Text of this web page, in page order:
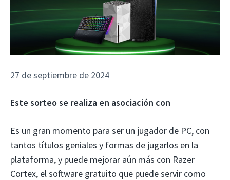
27 de septiembre de 2024
Este sorteo se realiza en asociación con
Es un gran momento para ser un jugador de PC, con
tantos títulos geniales y formas de jugarlos en la
plataforma, y ​​puede mejorar aún más con Razer
Cortex, el software gratuito que puede servir como